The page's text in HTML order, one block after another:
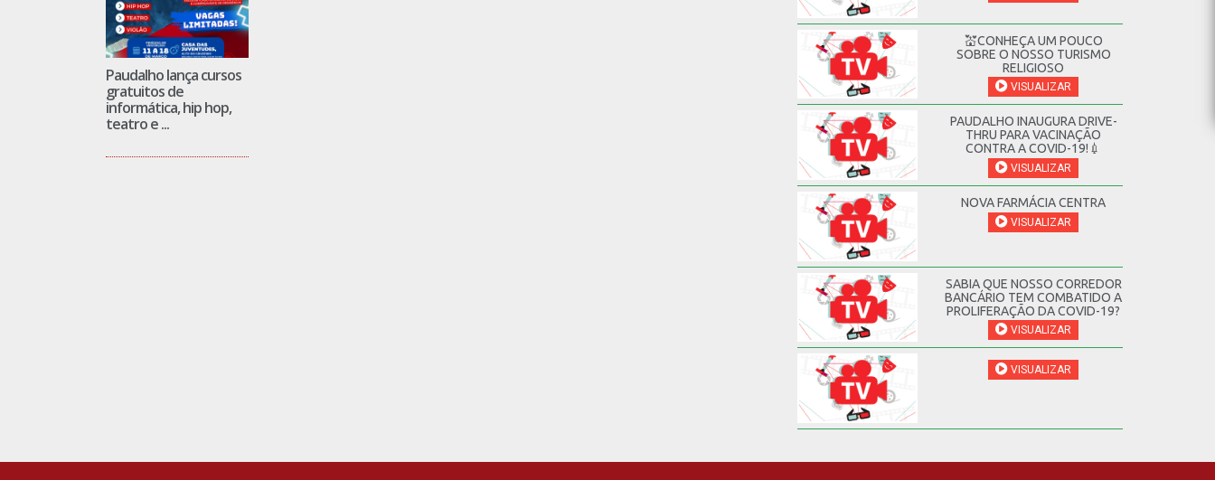
Paudalho lança cursos
gratuitos de
informática, hip hop,
teatro e ...
💒CONHEÇA UM POUCO
SOBRE O NOSSO TURISMO
RELIGIOSO
VISUALIZAR
PAUDALHO INAUGURA DRIVE-
THRU PARA VACINAÇÃO
CONTRA A COVID-19!💉
VISUALIZAR
NOVA FARMÁCIA CENTRA
VISUALIZAR
SABIA QUE NOSSO CORREDOR
BANCÁRIO TEM COMBATIDO A
PROLIFERAÇÃO DA COVID-19?
VISUALIZAR
VISUALIZAR